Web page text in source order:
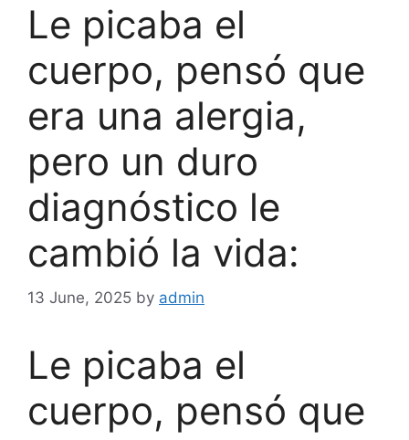
Le picaba el
cuerpo, pensó que
era una alergia,
pero un duro
diagnóstico le
cambió la vida:
13 June, 2025 by admin
Le picaba el
cuerpo, pensó que